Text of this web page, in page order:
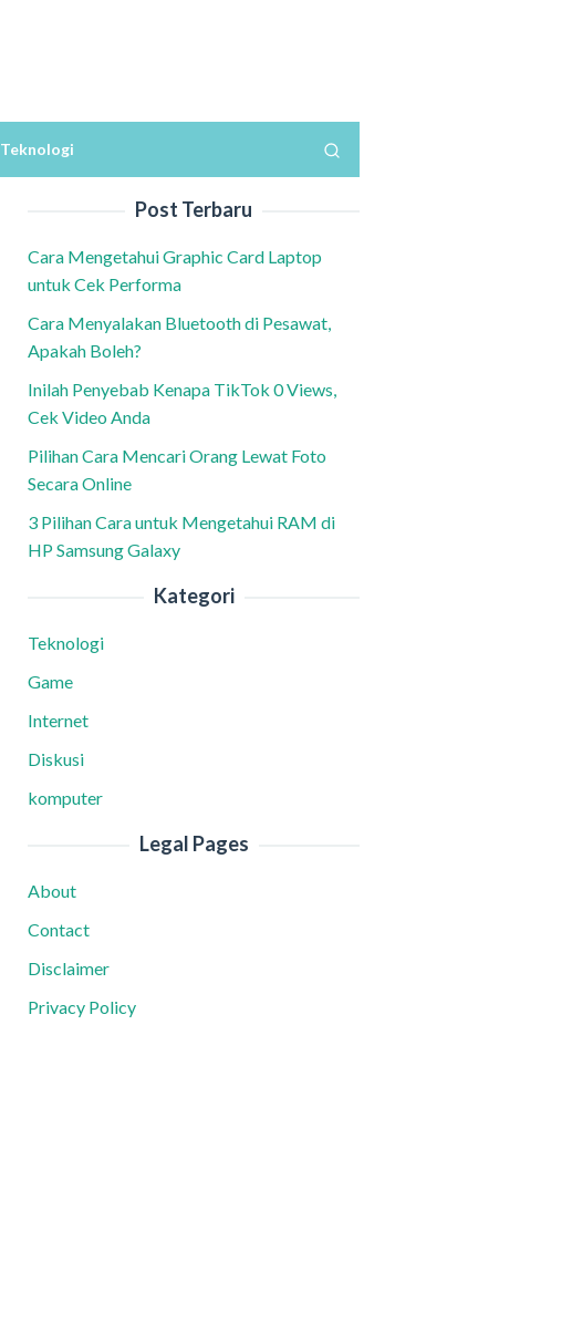
Teknologi
Post Terbaru
Cara Mengetahui Graphic Card Laptop
untuk Cek Performa
Cara Menyalakan Bluetooth di Pesawat,
Apakah Boleh?
Inilah Penyebab Kenapa TikTok 0 Views,
Cek Video Anda
Pilihan Cara Mencari Orang Lewat Foto
Secara Online
3 Pilihan Cara untuk Mengetahui RAM di
HP Samsung Galaxy
Kategori
Teknologi
Game
Internet
Diskusi
komputer
Legal Pages
About
Contact
Disclaimer
Privacy Policy